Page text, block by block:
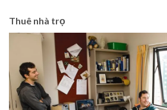
Thuê nhà trọ